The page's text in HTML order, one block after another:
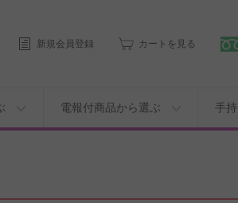
新規会員登録 カートを見る
電報付商品から選ぶ 手